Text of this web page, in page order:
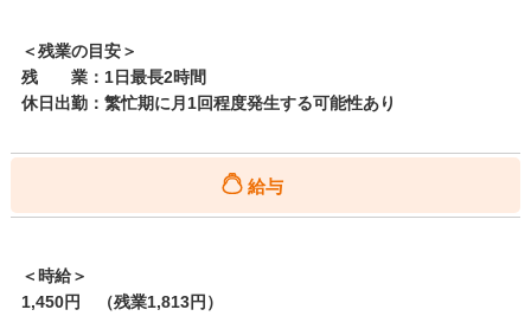
＜残業の目安＞
残 業：1日最長2時間
休日出勤：繁忙期に月1回程度発生する可能性あり
給与
＜時給＞
1,450円 （残業1,813円）